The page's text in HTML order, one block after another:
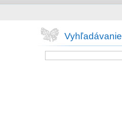
Vyhľadávanie